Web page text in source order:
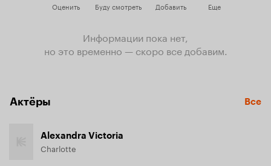
Оценить Буду смотреть Добавить Еще
Информации пока нет,
но это временно — скоро все добавим.
Актёры Все
Alexandra Victoria
Charlotte